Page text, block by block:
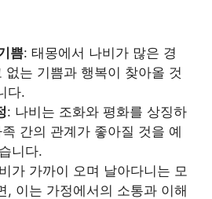
쁨: 태몽에서 나비가 많은 경
없는 기쁨과 행복이 찾아올 것
다.
: 나비는 조화와 평화를 상징하
간의 관계가 좋아질 것을 예
니다.
가 가까이 오며 날아다니는 모
, 이는 가정에서의 소통과 이해